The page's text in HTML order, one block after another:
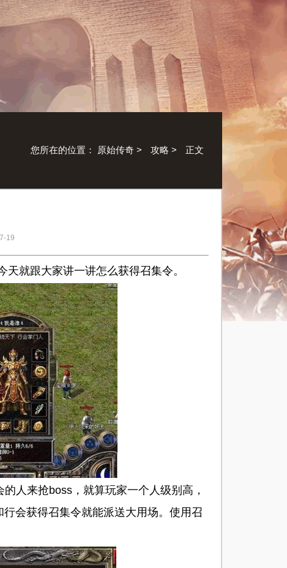
您所在的位置： 原始传奇 > 攻略 > 正文
19
就跟大家讲一讲怎么获得召集令。
人来抢boss，就算玩家一个人级别高，
会获得召集令就能派送大用场。使用召